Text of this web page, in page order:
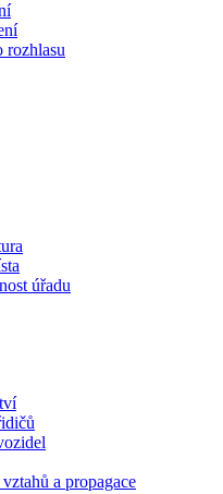
rozhlasu
úřadu
a propagace